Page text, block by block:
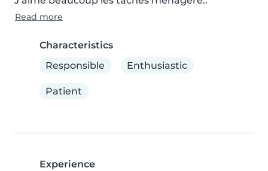
Read more
Characteristics
Responsible
Enthusiastic
Patient
Experience